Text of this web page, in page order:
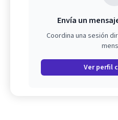
Envía un
Coordina una sesión
Ver perfil